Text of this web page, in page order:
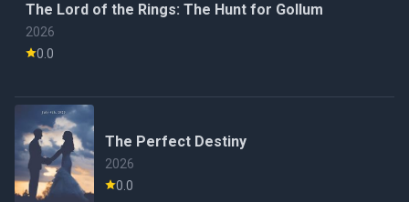
The Lord of the Rings: The Hunt for Gollum
2026
0.0
The Perfect Destiny
2026
0.0